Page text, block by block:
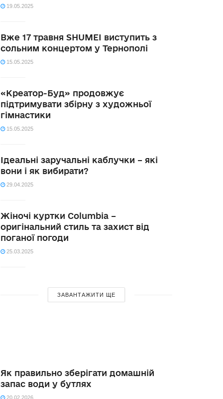
19.05.2025
Вже 17 травня SHUMEI виступить з
сольним концертом у Тернополі
15.05.2025
«Креатор-Буд» продовжує
підтримувати збірну з художньої
гімнастики
15.05.2025
Ідеальні заручальні каблучки – які
вони і як вибирати?
29.04.2025
Жіночі куртки Columbia –
оригінальний стиль та захист від
поганої погоди
25.03.2025
ЗАВАНТАЖИТИ ЩЕ
Як правильно зберігати домашній
запас води у бутлях
20.02.2026